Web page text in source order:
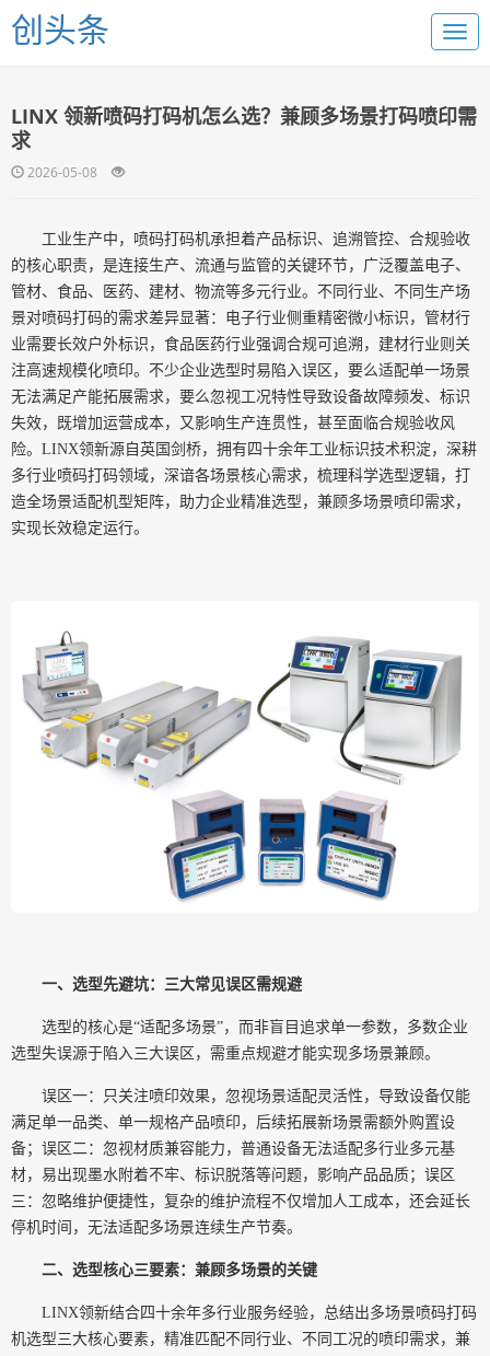
创头条
LINX 领新喷码打码机怎么选？兼顾多场景打码喷印需
求
2026-05-08
工业生产中，喷码打码机承担着产品标识、追溯管控、合规验收
的核心职责，是连接生产、流通与监管的关键环节，广泛覆盖电子、
管材、食品、医药、建材、物流等多元行业。不同行业、不同生产场
景对喷码打码的需求差异显著：电子行业侧重精密微小标识，管材行
业需要长效户外标识，食品医药行业强调合规可追溯，建材行业则关
注高速规模化喷印。不少企业选型时易陷入误区，要么适配单一场景
无法满足产能拓展需求，要么忽视工况特性导致设备故障频发、标识
失效，既增加运营成本，又影响生产连贯性，甚至面临合规验收风
险。 LINX领新源自英国剑桥，拥有四十余年工业标识技术积淀，深耕
多行业喷码打码领域，深谙各场景核心需求，梳理科学选型逻辑，打
造全场景适配机型矩阵，助力企业精准选型，兼顾多场景喷印需求，
实现长效稳定运行。
一、选型先避坑：三大常见误区需规避
选型的核心是“适配多场景”，而非盲目追求单一参数，多数企业
选型失误源于陷入三大误区，需重点规避才能实现多场景兼顾。
误区一：只关注喷印效果，忽视场景适配灵活性，导致设备仅能
满足单一品类、单一规格产品喷印，后续拓展新场景需额外购置设
备；误区二：忽视材质兼容能力，普通设备无法适配多行业多元基
材，易出现墨水附着不牢、标识脱落等问题，影响产品品质；误区
三：忽略维护便捷性，复杂的维护流程不仅增加人工成本，还会延长
停机时间，无法适配多场景连续生产节奏。
二、选型核心三要素：兼顾多场景的关键
LINX领新结合四十余年多行业服务经验，总结出多场景喷码打码
机选型三大核心要素，精准匹配不同行业、不同工况的喷印需求，兼